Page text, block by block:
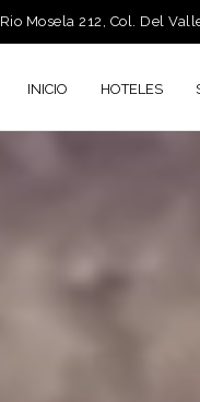
Rio Mosela 212, Col. Del
INICIO HOTELES